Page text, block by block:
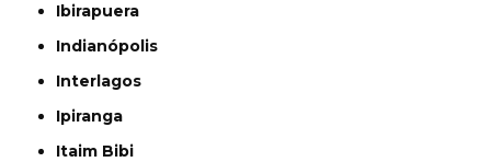
Ibirapuera
Indianópolis
Interlagos
Ipiranga
Itaim Bibi